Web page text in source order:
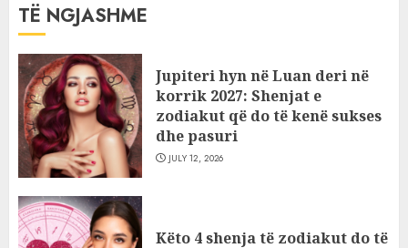
TË NGJASHME
Jupiteri hyn në Luan deri në
korrik 2027: Shenjat e
zodiakut që do të kenë sukses
dhe pasuri
JULY 12, 2026
Këto 4 shenja të zodiakut do të